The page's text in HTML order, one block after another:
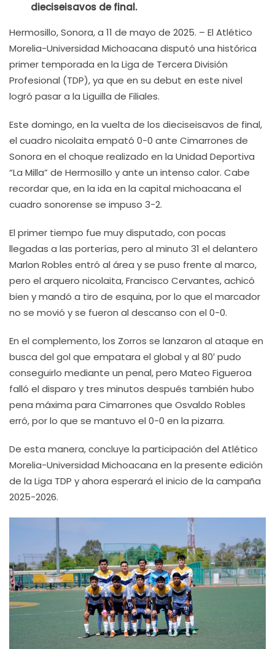
dieciseisavos de final.
Hermosillo, Sonora, a 11 de mayo de 2025. – El Atlético
Morelia-Universidad Michoacana disputó una histórica
primer temporada en la Liga de Tercera División
Profesional (TDP), ya que en su debut en este nivel
logró pasar a la Liguilla de Filiales.
Este domingo, en la vuelta de los dieciseisavos de final,
el cuadro nicolaita empató 0-0 ante Cimarrones de
Sonora en el choque realizado en la Unidad Deportiva
“La Milla” de Hermosillo y ante un intenso calor. Cabe
recordar que, en la ida en la capital michoacana el
cuadro sonorense se impuso 3-2.
El primer tiempo fue muy disputado, con pocas
llegadas a las porterías, pero al minuto 31 el delantero
Marlon Robles entró al área y se puso frente al marco,
pero el arquero nicolaita, Francisco Cervantes, achicó
bien y mandó a tiro de esquina, por lo que el marcador
no se movió y se fueron al descanso con el 0-0.
En el complemento, los Zorros se lanzaron al ataque en
busca del gol que empatara el global y al 80′ pudo
conseguirlo mediante un penal, pero Mateo Figueroa
falló el disparo y tres minutos después también hubo
pena máxima para Cimarrones que Osvaldo Robles
erró, por lo que se mantuvo el 0-0 en la pizarra.
De esta manera, concluye la participación del Atlético
Morelia-Universidad Michoacana en la presente edición
de la Liga TDP y ahora esperará el inicio de la campaña
2025-2026.